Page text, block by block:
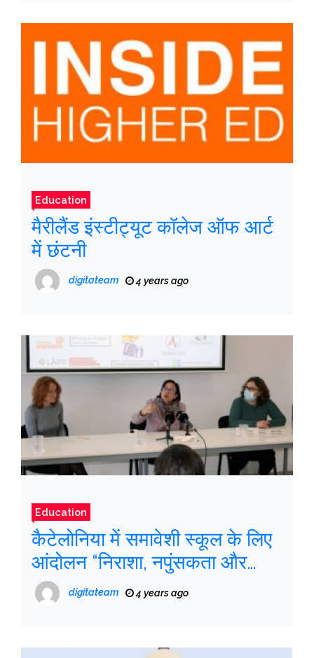
Education
मैरीलैंड इंस्टीट्यूट कॉलेज ऑफ आर्ट
में छंटनी
digitateam 4 years ago
Education
कैटेलोनिया में समावेशी स्कूल के लिए
आंदोलन “निराशा, नपुंसकता और
क्रोध” की बात करता है
digitateam 4 years ago